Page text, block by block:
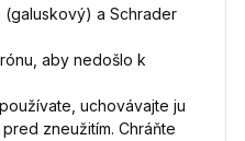
(galuskový) a Schrader
aby nedošlo k
uchovávajte ju
zneužitím. Chráňte